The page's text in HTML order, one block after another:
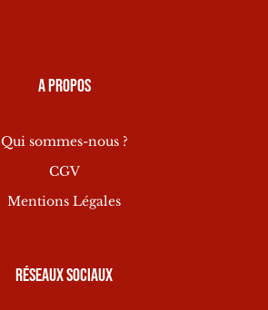
A propos
Qui sommes-nous ?
CGV
Mentions Légales
Réseaux sociaux